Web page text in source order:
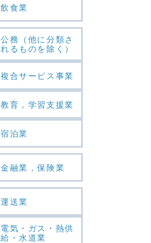
飲食業
公務（他に分類さ
れるものを除く）
複合サービス事業
教育，学習支援業
宿泊業
金融業，保険業
運送業
電気・ガス・熱供
給・水道業